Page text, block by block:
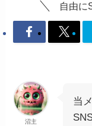
自由に
沼主
当